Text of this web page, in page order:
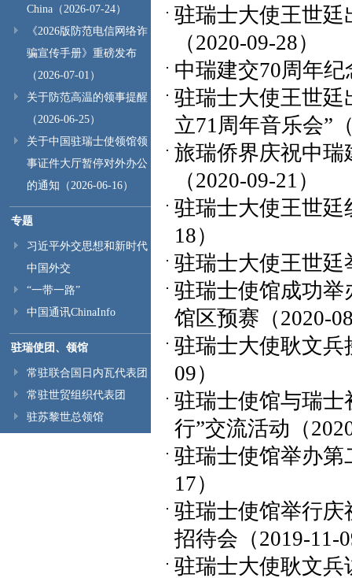
China（2026-07-24）
《2026版防范电信网络诈
骗宣传手册》重磅发布
（2026-07-01）
关于防范高温的领事提醒
（2026-06-25）
关于中国驻瑞士使领馆领
事证件大厅暂停对外办公
的通知（2026-06-16）
专题
习近平外交思想和新时代
中国外交
“一带一路”
中国通讯ChinaInfo
驻瑞使团、领馆
常驻联合国日内瓦代表团
常驻世贸组织代表团
驻苏黎世总领馆
驻瑞士大使王世廷
（2020-09-28）
中瑞建交70周年
驻瑞士大使王世廷
立71周年音乐会”
旅瑞侨界庆祝中瑞
（2020-09-21）
驻瑞士大使王世廷
18）
驻瑞士大使王世廷
驻瑞士使馆成功举
馆区预赛 （2020-
驻瑞士大使耿文兵
09）
驻瑞士使馆与瑞士
行”交流活动 （
驻瑞士使馆举办第
17）
驻瑞士使馆举行
招待会 （2019-11-
驻瑞士大使耿文兵